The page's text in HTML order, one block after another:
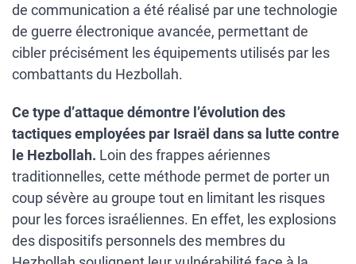
de communication a été réalisé par une technologie
de guerre électronique avancée, permettant de
cibler précisément les équipements utilisés par les
combattants du Hezbollah.
Ce type d’attaque démontre l’évolution des
tactiques employées par Israël dans sa lutte contre
le Hezbollah. Loin des frappes aériennes
traditionnelles, cette méthode permet de porter un
coup sévère au groupe tout en limitant les risques
pour les forces israéliennes. En effet, les explosions
des dispositifs personnels des membres du